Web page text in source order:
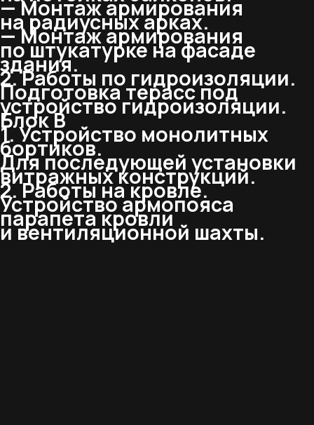
— Монтаж армирования
на радиусных арках.
— Монтаж армирования
по штукатурке на фасаде
здания.
2. Работы по гидроизоляции.
Подготовка терасс под
устройство гидроизоляции.
Блок В
1. Устройство монолитных
бортиков.
Для последующей установки
витражных конструкций.
2. Работы на кровле.
Устройство армопояса
парапета кровли
и вентиляционной шахты.